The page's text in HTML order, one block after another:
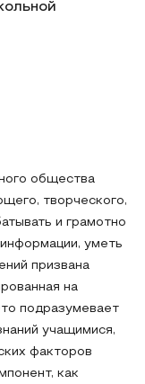
общества
творческого,
и грамотно
уметь
призвана
на
подразумевает
учащимися,
факторов
как